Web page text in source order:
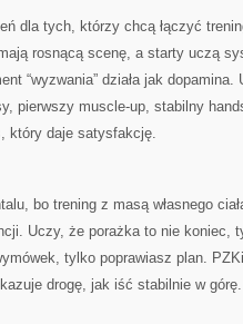
dla tych, którzy chcą łączyć
rosnącą scenę, a starty uczą
“wyzwania” działa jak
pierwszy muscle-up, stabilny
który daje satysfakcję.
bo trening z masą własnego
Uczy, że porażka to nie koniec,
tylko poprawiasz plan.
drogę, jak iść stabilnie w górę.